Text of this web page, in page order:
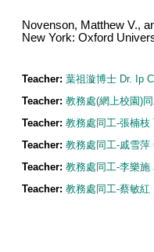
Novenson, Matthew V.,
New York: Oxford
Teacher: 葉祖漩博士 Dr. Ip
Teacher: 教務處(網上校園)
Teacher: 教務處同工-張楠枝
Teacher: 教務處同工-戚雪萍
Teacher: 教務處同工-李樂
Teacher: 教務處同工-蔡敏